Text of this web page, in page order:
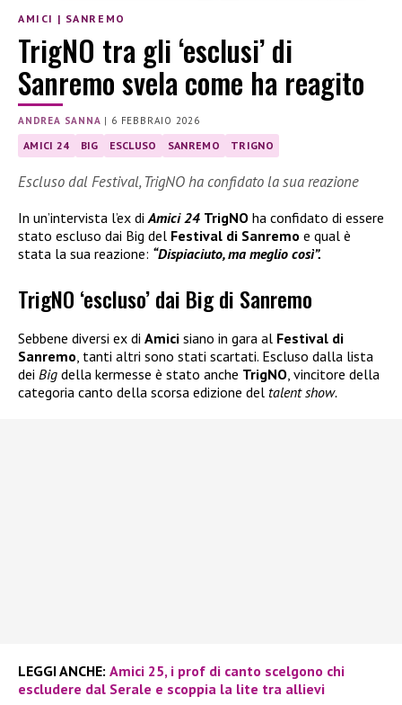
AMICI | SANREMO
TrigNO tra gli ‘esclusi’ di
Sanremo svela come ha reagito
ANDREA SANNA | 6 FEBBRAIO 2026
AMICI 24 BIG ESCLUSO SANREMO TRIGNO
Escluso dal Festival, TrigNO ha confidato la sua reazione
In un’intervista l’ex di Amici 24 TrigNO ha confidato di essere
stato escluso dai Big del Festival di Sanremo e qual è
stata la sua reazione: “Dispiaciuto, ma meglio così”.
TrigNO ‘escluso’ dai Big di Sanremo
Sebbene diversi ex di Amici siano in gara al Festival di
Sanremo, tanti altri sono stati scartati. Escluso dalla lista
dei Big della kermesse è stato anche TrigNO, vincitore della
categoria canto della scorsa edizione del talent show.
LEGGI ANCHE: Amici 25, i prof di canto scelgono chi
escludere dal Serale e scoppia la lite tra allievi